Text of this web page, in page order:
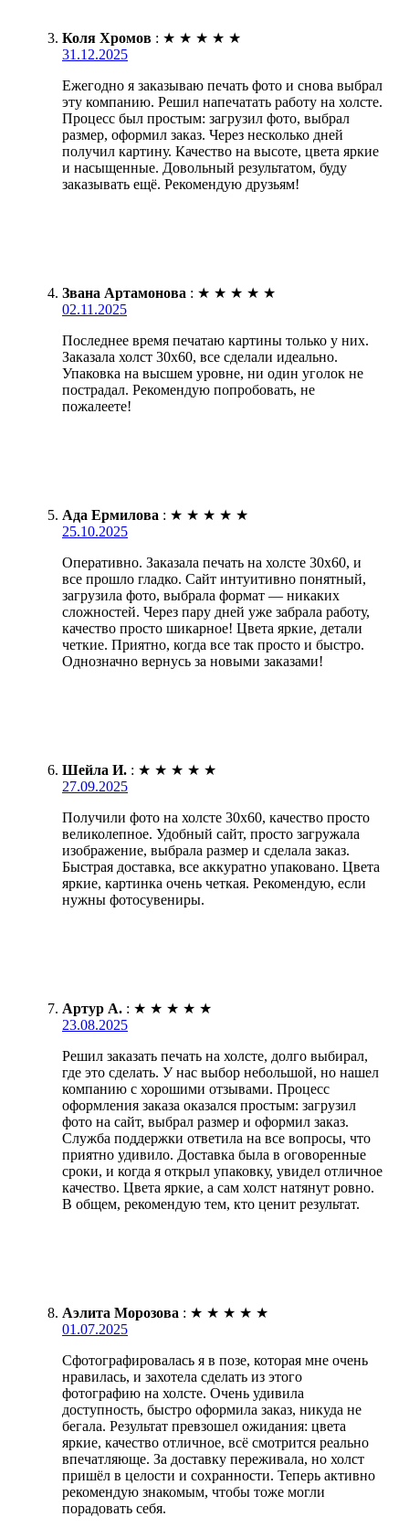
Коля Хромов : ★ ★ ★ ★ ★
31.12.2025
Ежегодно я заказываю печать фото и снова выбрал
эту компанию. Решил напечатать работу на холсте.
Процесс был простым: загрузил фото, выбрал
размер, оформил заказ. Через несколько дней
получил картину. Качество на высоте, цвета яркие
и насыщенные. Довольный результатом, буду
заказывать ещё. Рекомендую друзьям!
Звана Артамонова : ★ ★ ★ ★ ★
02.11.2025
Последнее время печатаю картины только у них.
Заказала холст 30х60, все сделали идеально.
Упаковка на высшем уровне, ни один уголок не
пострадал. Рекомендую попробовать, не
пожалеете!
Ада Ермилова : ★ ★ ★ ★ ★
25.10.2025
Оперативно. Заказала печать на холсте 30х60, и
все прошло гладко. Сайт интуитивно понятный,
загрузила фото, выбрала формат — никаких
сложностей. Через пару дней уже забрала работу,
качество просто шикарное! Цвета яркие, детали
четкие. Приятно, когда все так просто и быстро.
Однозначно вернусь за новыми заказами!
Шейла И. : ★ ★ ★ ★ ★
27.09.2025
Получили фото на холсте 30х60, качество просто
великолепное. Удобный сайт, просто загружала
изображение, выбрала размер и сделала заказ.
Быстрая доставка, все аккуратно упаковано. Цвета
яркие, картинка очень четкая. Рекомендую, если
нужны фотосувениры.
Артур А. : ★ ★ ★ ★ ★
23.08.2025
Решил заказать печать на холсте, долго выбирал,
где это сделать. У нас выбор небольшой, но нашел
компанию с хорошими отзывами. Процесс
оформления заказа оказался простым: загрузил
фото на сайт, выбрал размер и оформил заказ.
Служба поддержки ответила на все вопросы, что
приятно удивило. Доставка была в оговоренные
сроки, и когда я открыл упаковку, увидел отличное
качество. Цвета яркие, а сам холст натянут ровно.
В общем, рекомендую тем, кто ценит результат.
Аэлита Морозова : ★ ★ ★ ★ ★
01.07.2025
Сфотографировалась я в позе, которая мне очень
нравилась, и захотела сделать из этого
фотографию на холсте. Очень удивила
доступность, быстро оформила заказ, никуда не
бегала. Результат превзошел ожидания: цвета
яркие, качество отличное, всё смотрится реально
впечатляюще. За доставку переживала, но холст
пришёл в целости и сохранности. Теперь активно
рекомендую знакомым, чтобы тоже могли
порадовать себя.